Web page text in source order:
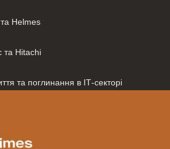
Helmes
та Hitachi
та поглинання в ІТ-секторі